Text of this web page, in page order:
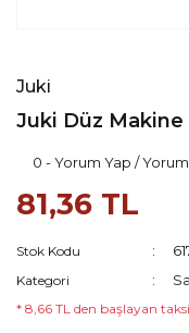
Juki
Juki Düz Makine
0 - Yorum Yap /
81,36 TL
Stok Kodu
Kategori
* 8,66 TL den başlayan